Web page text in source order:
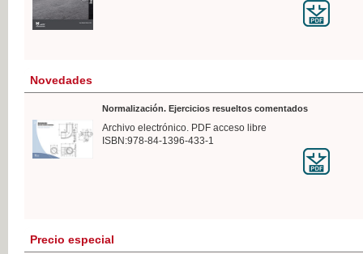
Novedades
Normalización. Ejercicios resueltos comentados
Archivo electrónico. PDF acceso libre
ISBN:978-84-1396-433-1
Precio especial